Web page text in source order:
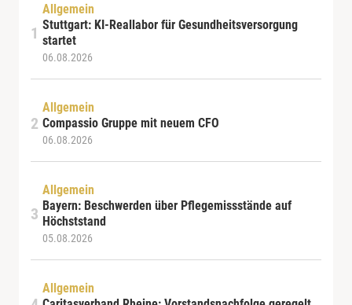
Allgemein
Stuttgart: KI-Reallabor für Gesundheitsversorgung
startet
06.08.2026
Allgemein
Compassio Gruppe mit neuem CFO
06.08.2026
Allgemein
Bayern: Beschwerden über Pflegemissstände auf
Höchststand
05.08.2026
Allgemein